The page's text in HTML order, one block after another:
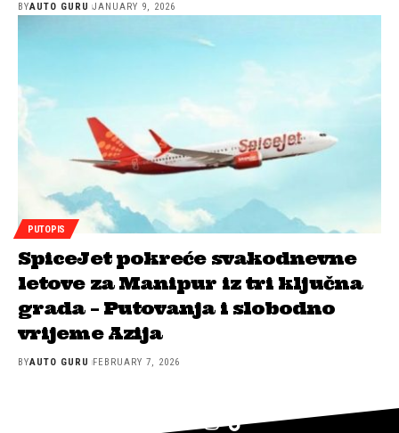
BYAUTO GURU JANUARY 9, 2026
PUTOPIS
SpiceJet pokreće svakodnevne
letove za Manipur iz tri ključna
grada – Putovanja i slobodno
vrijeme Azija
BYAUTO GURU FEBRUARY 7, 2026